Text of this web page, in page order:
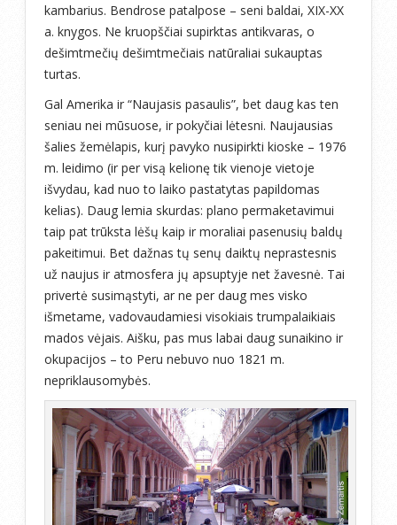
kambarius. Bendrose patalpose – seni baldai, XIX-XX
a. knygos. Ne kruopščiai supirktas antikvaras, o
dešimtmečių dešimtmečiais natūraliai sukauptas
turtas.
Gal Amerika ir “Naujasis pasaulis”, bet daug kas ten
seniau nei mūsuose, ir pokyčiai lėtesni. Naujausias
šalies žemėlapis, kurį pavyko nusipirkti kioske – 1976
m. leidimo (ir per visą kelionę tik vienoje vietoje
išvydau, kad nuo to laiko pastatytas papildomas
kelias). Daug lemia skurdas: plano permaketavimui
taip pat trūksta lėšų kaip ir moraliai pasenusių baldų
pakeitimui. Bet dažnas tų senų daiktų neprastesnis
už naujus ir atmosfera jų apsuptyje net žavesnė. Tai
privertė susimąstyti, ar ne per daug mes visko
išmetame, vadovaudamiesi visokiais trumpalaikiais
mados vėjais. Aišku, pas mus labai daug sunaikino ir
okupacijos – to Peru nebuvo nuo 1821 m.
nepriklausomybės.